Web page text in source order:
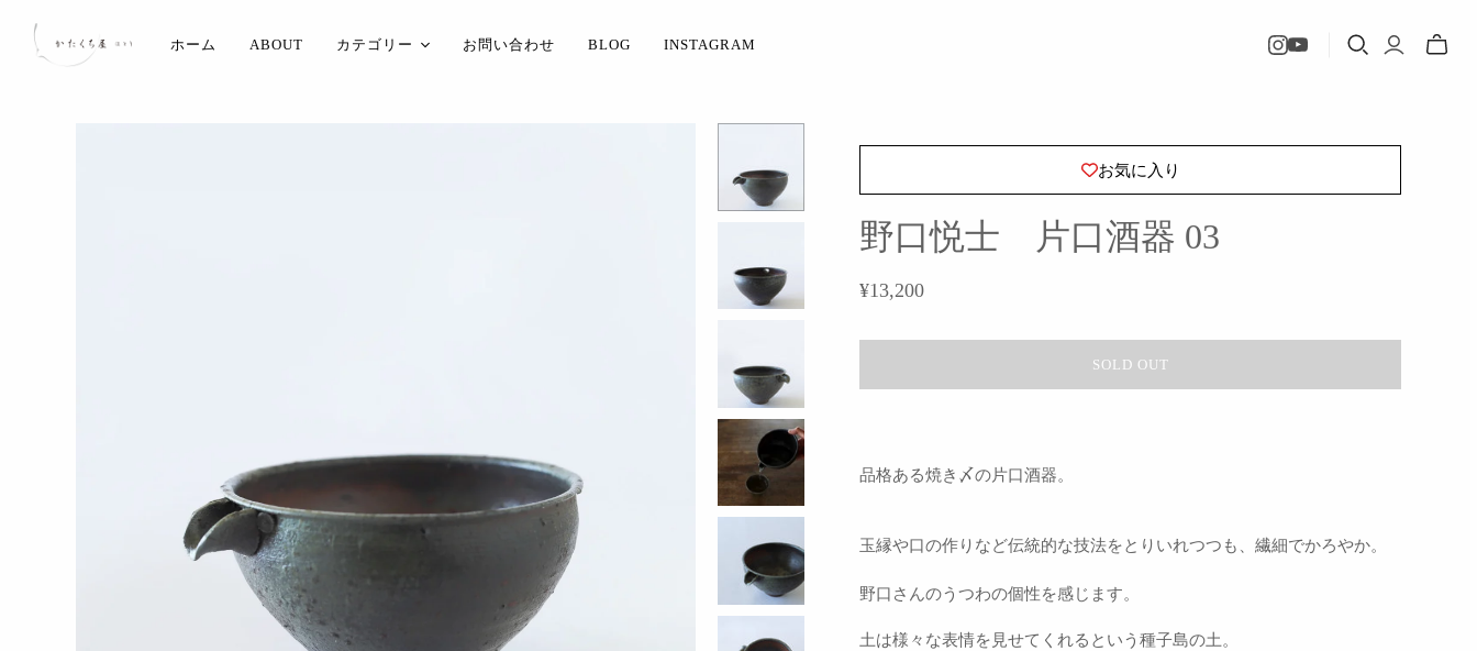
ホーム ABOUT カテゴリー お問い合わせ BLOG INSTAGRAM
Toggle
お気に入り
野口悦士 片口酒器 03
¥13,200
SOLD OUT
品格ある焼き〆の片口酒器。
玉縁や口の作りなど伝統的な技法をとりいれつつも、繊細でかろやか。
野口さんのうつわの個性を感じます。
土は様々な表情を見せてくれるという種子島の土。